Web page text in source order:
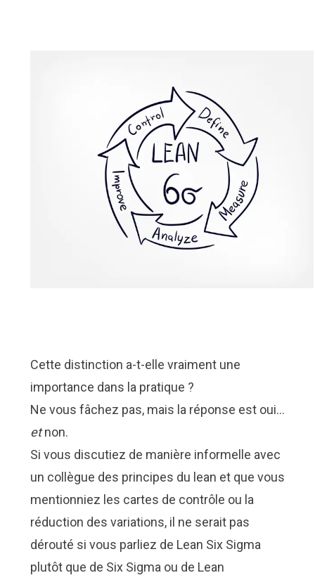
Cette distinction a-t-elle vraiment une
importance dans la pratique ?
Ne vous fâchez pas, mais la réponse est oui…
etnon.
Si vous discutiez de manière informelle avec
un collègue des principes du lean et que vous
mentionniez les cartes de contrôle ou la
réduction des variations, il ne serait pas
dérouté si vous parliez de Lean Six Sigma
plutôt que de Six Sigma ou de Lean